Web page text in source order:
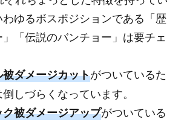
ゆるボスポジションである「歴
「伝説のバンチョー」は要チェ
ダメージカットがついているた
しづらくなっています。
被ダメージアップがついている